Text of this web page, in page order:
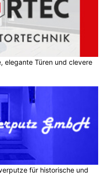
elegante Türen und clevere
für historische und